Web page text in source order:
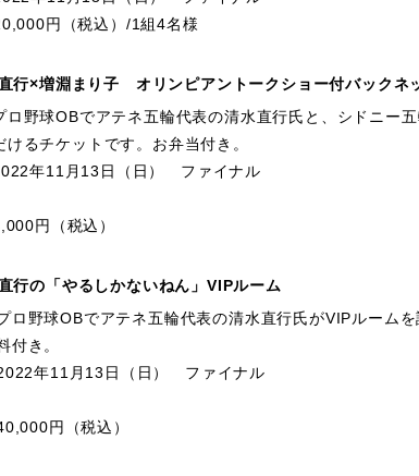
円（税込）/1組4名様
行×増淵まり子 オリンピアントークショー付バックネ
ロ野球OBでアテネ五輪代表の清水直行氏と、シドニー
けるチケットです。お弁当付き。
年11月13日（日） ファイナル
円（税込）
行の「やるしかないねん」VIPルーム
ロ野球OBでアテネ五輪代表の清水直行氏がVIPルーム
付き。
年11月13日（日） ファイナル
円（税込）